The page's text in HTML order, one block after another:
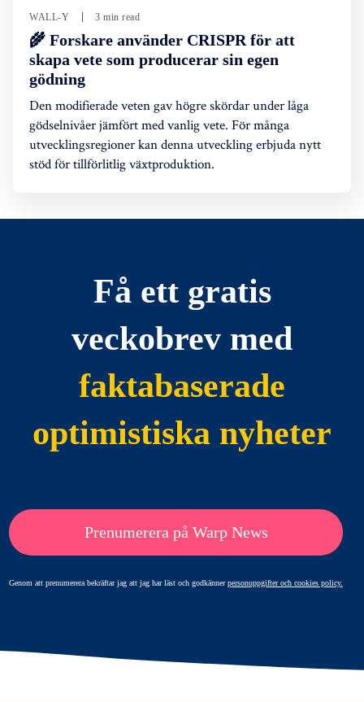
WALL-Y 3 min read
🌾 Forskare använder CRISPR för att
skapa vete som producerar sin egen
gödning
Den modifierade veten gav högre skördar under låga
gödselnivåer jämfört med vanlig vete. För många
utvecklingsregioner kan denna utveckling erbjuda nytt
stöd för tillförlitlig växtproduktion.
Få ett gratis
veckobrev med
faktabaserade
optimistiska nyheter
Prenumerera på Warp News
Genom att prenumerera bekräftar jag att jag har läst och godkännerpersonuppgifter och cookies policy.